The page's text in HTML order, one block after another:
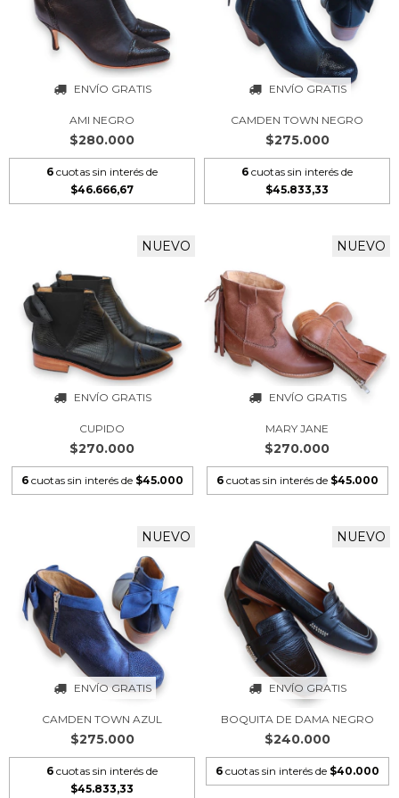
ENVÍO GRATIS
AMI NEGRO
$280.000
6 cuotas sin interés de
$46.666,67
ENVÍO GRATIS
CAMDEN TOWN NEGRO
$275.000
6 cuotas sin interés de
$45.833,33
ENVÍO GRATIS
NUEVO
CUPIDO
$270.000
6 cuotas sin interés de $45.000
ENVÍO GRATIS
NUEVO
MARY JANE
$270.000
6 cuotas sin interés de $45.000
ENVÍO GRATIS
NUEVO
CAMDEN TOWN AZUL
$275.000
6 cuotas sin interés de
$45.833,33
ENVÍO GRATIS
NUEVO
BOQUITA DE DAMA NEGRO
$240.000
6 cuotas sin interés de $40.000